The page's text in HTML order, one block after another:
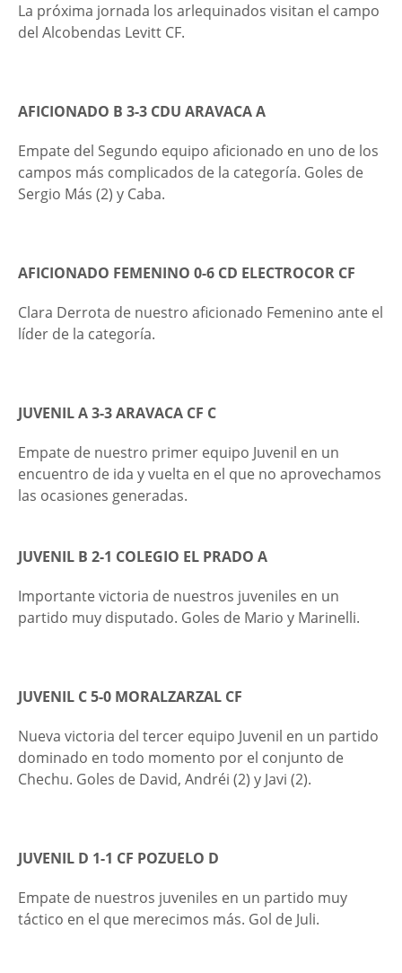
La próxima jornada los arlequinados visitan el campo
del Alcobendas Levitt CF.
AFICIONADO B 3-3 CDU ARAVACA A
Empate del Segundo equipo aficionado en uno de los
campos más complicados de la categoría. Goles de
Sergio Más (2) y Caba.
AFICIONADO FEMENINO 0-6 CD ELECTROCOR CF
Clara Derrota de nuestro aficionado Femenino ante el
líder de la categoría.
JUVENIL A 3-3ARAVACA CF C
Empate de nuestro primer equipo Juvenil en un
encuentro de ida y vuelta en el que no aprovechamos
las ocasiones generadas.
JUVENIL B 2-1 COLEGIO EL PRADO A
Importante victoria de nuestros juveniles en un
partido muy disputado. Goles de Mario y Marinelli.
JUVENIL C 5-0 MORALZARZAL CF
Nueva victoria del tercer equipo Juvenil en un partido
dominado en todo momento por el conjunto de
Chechu. Goles de David, Andréi (2) y Javi (2).
JUVENIL D 1-1 CF POZUELO D
Empate de nuestros juveniles en un partido muy
táctico en el que merecimos más. Gol de Juli.